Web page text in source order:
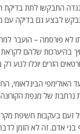
התבקשו לתת
לבצע גם בדיקה עם
לא פורסמה – הועבר
בהיערכות שלהם לקראת
הזרים יוכלו לנוע
האולימפי
נרחבת של מגפת
זעם בעקבות חשיפת
בני אדם. זה לא הזמן